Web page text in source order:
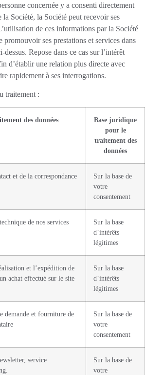
concernée y a consenti directement
la Société, la Société peut recevoir ses
de ces informations par la Société
promouvoir ses prestations et services dans
Repose dans ce cas sur l’intérêt
d’établir une relation plus directe avec
rapidement à ses interrogations.
traitement :
des données
Base juridique
pour le
traitement des
données
et de la correspondance
Sur la base de
votre
consentement
de nos services
Sur la base
d’intérêts
légitimes
et l’expédition de
achat effectué sur le site
Sur la base
d’intérêts
légitimes
demande et fourniture de
Sur la base de
votre
consentement
service
Sur la base de
votre